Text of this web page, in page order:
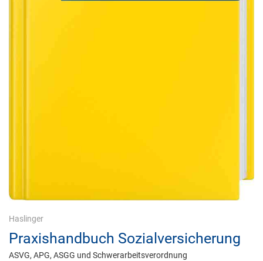
Haslinger
Praxishandbuch Sozialversicherung
ASVG, APG, ASGG und Schwerarbeitsverordnung